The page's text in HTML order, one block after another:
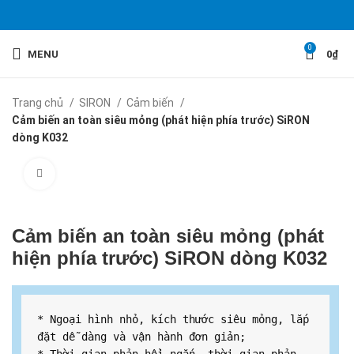
MENU
0
0₫
Trang chủ SIRON
Cảm biến
Cảm biến an toàn siêu mỏng (phát hiện phía trước) SiRON
dòng K032
Cảm biến an toàn siêu mỏng (phát
hiện phía trước) SiRON dòng K032
* Ngoại hình nhỏ, kích thước siêu mỏng, lắp
đặt dễ dàng và vận hành đơn giản;